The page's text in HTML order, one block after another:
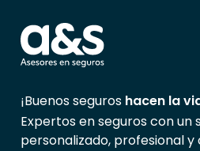
¡Buenos seguros hacen la
Expertos en seguros con un
personalizado, profesional y